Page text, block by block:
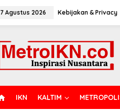
7 Agustus 2026 Kebijakan & Privacy
O
IKN KALTIM